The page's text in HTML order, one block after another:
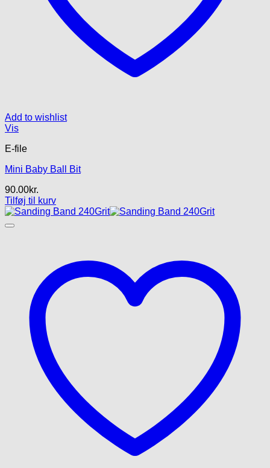
Add to wishlist
Vis
E-file
Mini Baby Ball Bit
90.00kr.
Tilføj til kurv